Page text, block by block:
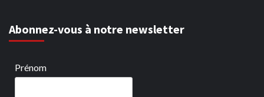
Abonnez-vous à notre newsletter
Prénom